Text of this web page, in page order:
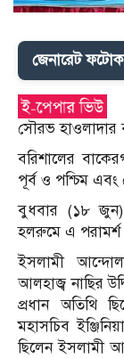
জেনারেট
সৌরভ হাওলাদার
বরিশালের
পূর্ব ও পশ্চিম এবং
বুধবার (১৮ জুন)
হলরুমে এ পরামর্শ
ইসলামী
আলহাজ্ব নাছির
প্রধান অতিথি
মহাসচিব
ছিলেন ইসলামী